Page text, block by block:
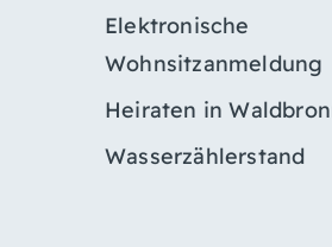
Elektronische
Wohnsitzanmeldung
Heiraten in
Wasserzählerstand